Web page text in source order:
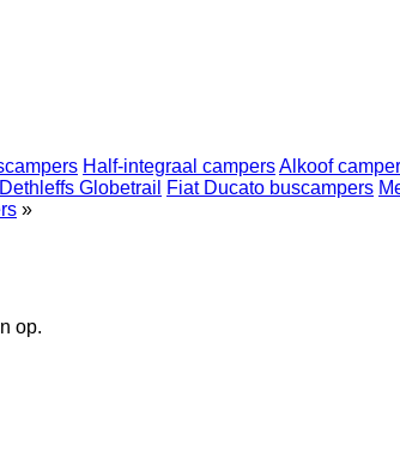
Half-integraal campersAlkoof
Dethleffs Globetrail Fiat Ducato buscampers
»
op.